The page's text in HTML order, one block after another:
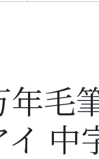
年毛
中